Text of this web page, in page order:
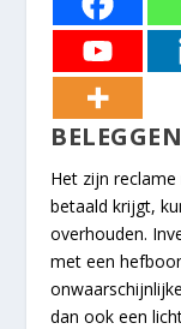
Het zijn
betaald krijgt,
overhouden.
met een
dan ook een